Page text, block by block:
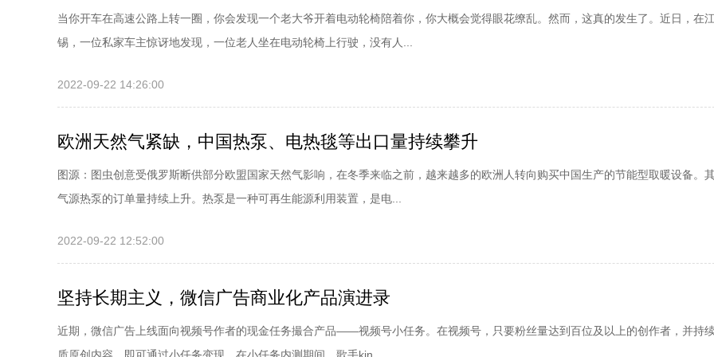
当你开车在高速公路上转一圈，你会发现一个老大爷开着电动轮椅陪着你，你大概会觉得眼花缭乱。然而，这真的发生了。近日，在
锡，一位私家车主惊讶地发现，一位老人坐在电动轮椅上行驶，没有人...
2022-09-22 14:26:00
欧洲天然气紧缺，中国热泵、电热毯等出口量持续攀升
图源：图虫创意受俄罗斯断供部分欧盟国家天然气影响，在冬季来临之前，越来越多的欧洲人转向购买中国生产的节能型取暖设备。
气源热泵的订单量持续上升。热泵是一种可再生能源利用装置，是电...
2022-09-22 12:52:00
坚持长期主义，微信广告商业化产品演进录
近期，微信广告上线面向视频号作者的现金任务撮合产品——视频号小任务。在视频号，只要粉丝量达到百位及以上的创作者，并持